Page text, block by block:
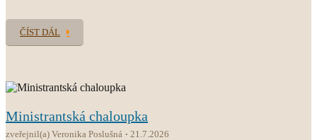
ČÍST DÁL
Ministrantská chaloupka
zveřejnil(a) Veronika Poslušná 21.7.2026